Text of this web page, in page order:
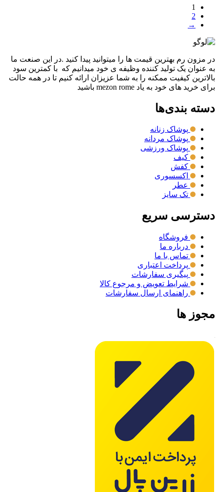
1
2
→
در مزون رم بهترین قیمت ها را میتوانید پیدا کنید .در این صنعت ما
به عنوان یک تولید کننده وظیفه ی خود میدانیم که با کمترین سود
بالاترین کیفیت ممکنه را به شما عزیزان ارائه کنیم تا در همه حالت
برای خرید های خود به یاد mezon rome باشید
دسته بندی‌ها
پوشاک زنانه
پوشاک مردانه
پوشاک ورزشی
کیف
کفش
اکسسوری
عطر
تک سایز
دسترسی سریع
فروشگاه
درباره ما
تماس با ما
پرداخت اعتباری
پیگیری سفارشات
شرایط تعویض و مرجوع کالا
راهنمای ارسال سفارشات
مجوز ها